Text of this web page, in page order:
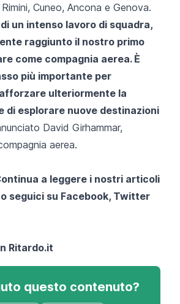
Cuneo, Ancona e Genova.
un intenso lavoro di squadra,
raggiunto il nostro primo
come compagnia aerea. È
più importante per
ulteriormente la
di esplorare nuove destinazioni
David Girhammar,
aerea.
a leggere i nostri articoli
seguici su Facebook, Twitter
Ritardo.it
questo contenuto?